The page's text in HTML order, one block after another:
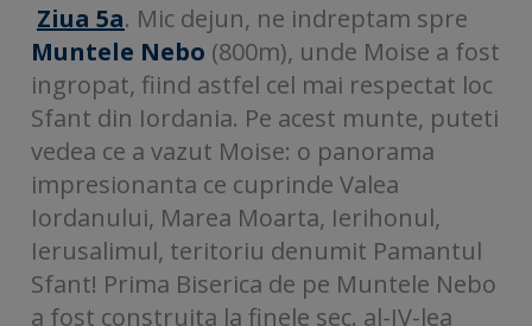
Ziua 5a. Mic dejun, ne indreptam spre
Muntele Nebo (800m), unde Moise a fost
ingropat, fiind astfel cel mai respectat loc
Sfant din Iordania. Pe acest munte, puteti
vedea ce a vazut Moise: o panorama
impresionanta ce cuprinde Valea
Iordanului, Marea Moarta, Ierihonul,
Ierusalimul, teritoriu denumit Pamantul
Sfant! Prima Biserica de pe Muntele Nebo
a fost construita la finele sec. al-IV-lea